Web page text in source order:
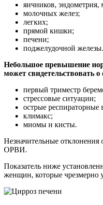
яичников, эндометрия,
молочных желез;
легких;
прямой кишки;
печени;
поджелудочной железы.
Небольшое превышение
может свидетельствовать
первый триместр
стрессовые ситуации;
острые
климакс;
миомы и кисты.
Незначительные
ОРВИ.
Показатель ниже
женщин, которые чрезмерно